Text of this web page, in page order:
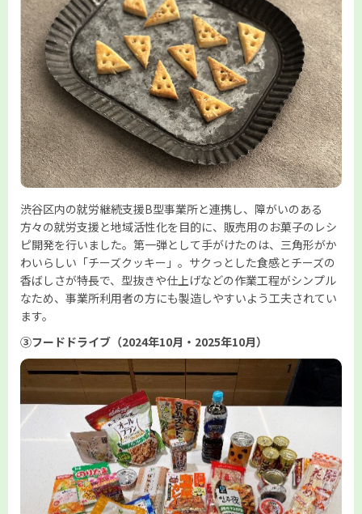
渋谷区内の就労継続支援B型事業所と連携し、障がいのある
方々の就労支援と地域活性化を目的に、販売用のお菓子のレシ
ピ開発を行いました。第一弾として手がけたのは、三角形がか
わいらしい「チーズクッキー」。サクっとした食感とチーズの
香ばしさが特長で、型抜きや仕上げなどの作業工程がシンプル
なため、事業所利用者の方にも製造しやすいよう工夫されてい
ます。
③フードドライブ（2024年10月・2025年10月）